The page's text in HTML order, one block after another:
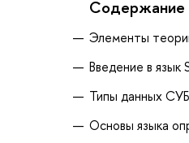
Содержание
Элементы
Введение в язык
Типы данных
Основы языка